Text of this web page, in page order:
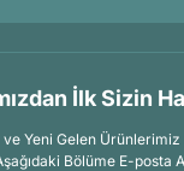
İlk Sizin
Yeni Gelen
Bölüme E-posta